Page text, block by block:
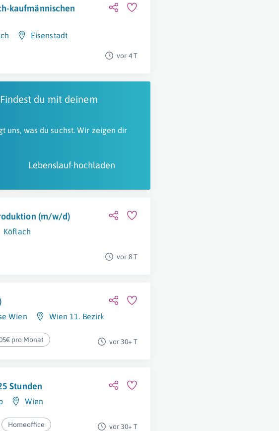
kaufmännischen
Eisenstadt
vor 4 T
du mit deinem
uns, was du suchst. Wir zeigen dir
Lebenslauf hochladen
(m/w/d)
Köflach
vor 8 T
Wien Wien 11. Bezirk (Simmering)
pro Monat vor 30+ T
Stunden
Wien
Homeoffice vor 30+ T